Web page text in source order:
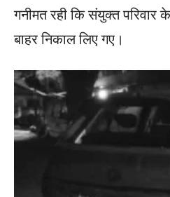
गनीमत रही कि संयुक्त परिवार
बाहर निकाल लिए गए।